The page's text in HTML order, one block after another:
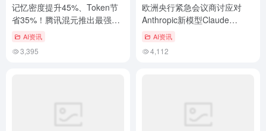
记忆密度提升45%、Token节
省35%！腾讯混元推出最强记
忆插件 Hy-Memory
AI资讯
3,395
欧洲央行紧急会议商讨应对
Anthropic新模型Claude
Mythos引发的网络安全风险
AI资讯
4,112